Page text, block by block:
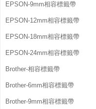
EPSON-9mm相容標籤帶
EPSON-12mm相容標籤帶
EPSON-18mm相容標籤帶
EPSON-24mm相容標籤帶
Brother-相容標籤帶
Brother-6mm相容標籤帶
Brother-9mm相容標籤帶